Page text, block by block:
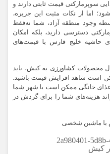
سوپرمارکتی قیمت ثابتی دارند و
اما از نکات مثبت این جزیره،
وجود منطقه آزاد، شما نه‌فقط
دسترسی دارید، بلکه امکان
حاشیه خلیج فارس با قیمت‌های
محصولات کشاورزی به کیش، باید
است شاهد افزایش قیمت باشید.
خانگی ممکن است با شهر شما
هزینه‌های شما را برای گردش در
با ماشین شخصی
کیش